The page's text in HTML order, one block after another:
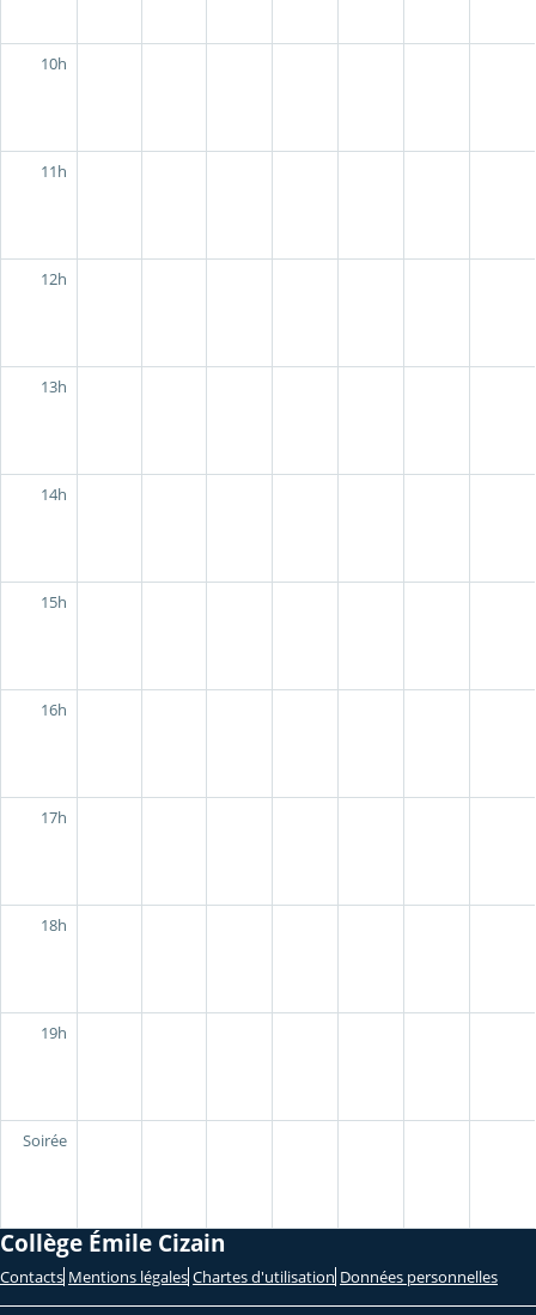
10h
11h
12h
13h
14h
15h
16h
17h
18h
19h
Soirée
Collège Émile Cizain
Contacts Mentions légales Chartes d'utilisation Données personnelles